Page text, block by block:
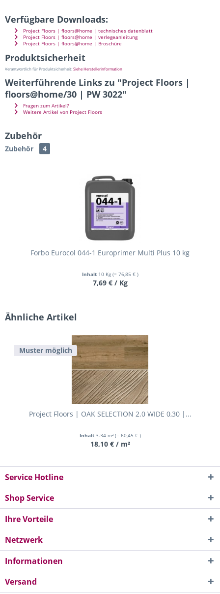
Verfügbare Downloads:
Project Floors | floors@home | technisches datenblatt
Project Floors | floors@home | verlegeanleitung
Project Floors | floors@home | Broschüre
Produktsicherheit
Verantwortlich für Produktsicherheit:Siehe Herstellerinformation
Weiterführende Links zu "Project Floors |
floors@home/30 | PW 3022"
Fragen zum Artikel?
Weitere Artikel von Project Floors
Zubehör
Zubehör 4
Forbo Eurocol 044-1 Europrimer Multi Plus 10 kg
Inhalt 10 Kg (= 76,85 € )
7,69 € / Kg
Ähnliche Artikel
Muster möglich
Project Floors | OAK SELECTION 2.0 WIDE 0,30 |...
Inhalt 3.34 m² (= 60,45 € )
18,10 € / m²
Service Hotline
Shop Service
Ihre Vorteile
Netzwerk
Informationen
Versand